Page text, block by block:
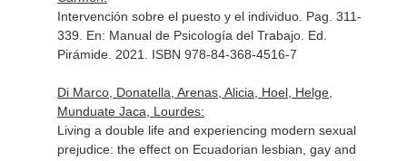
Intervención sobre el puesto y el individuo. Pag. 311-
339. En: Manual de Psicología del Trabajo. Ed.
Pirámide. 2021. ISBN 978-84-368-4516-7
Di Marco, Donatella, Arenas, Alicia, Hoel, Helge,
Munduate Jaca, Lourdes:
Living a double life and experiencing modern sexual
prejudice: the effect on Ecuadorian lesbian, gay and